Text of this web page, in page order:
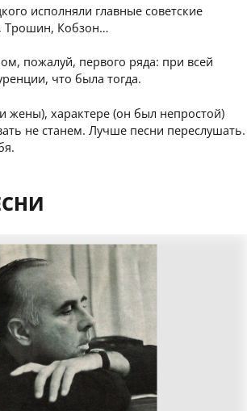
исполняли главные советские
Трошин, Кобзон…
пожалуй, первого ряда: при всей
что была тогда.
жены), характере (он был непростой)
не станем. Лучше песни переслушать.